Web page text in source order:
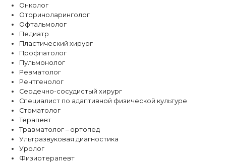
Онколог
Оториноларинголог
Офтальмолог
Педиатр
Пластический хирург
Профпатолог
Пульмонолог
Ревматолог
Рентгенолог
Сердечно-сосудистый хирург
Специалист по адаптивной физической культуре
Стоматолог
Терапевт
Травматолог – ортопед
Ультразвуковая диагностика
Уролог
Физиотерапевт